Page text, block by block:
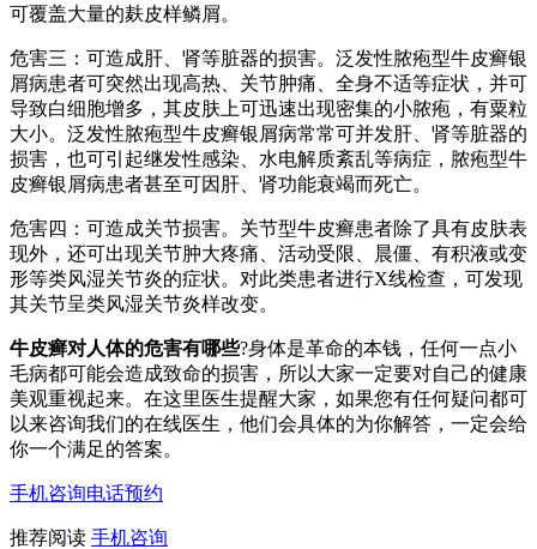
可覆盖大量的麸皮样鳞屑。
危害三：可造成肝、肾等脏器的损害。泛发性脓疱型牛皮癣银
屑病患者可突然出现高热、关节肿痛、全身不适等症状，并可
导致白细胞增多，其皮肤上可迅速出现密集的小脓疱，有粟粒
大小。泛发性脓疱型牛皮癣银屑病常常可并发肝、肾等脏器的
损害，也可引起继发性感染、水电解质紊乱等病症，脓疱型牛
皮癣银屑病患者甚至可因肝、肾功能衰竭而死亡。
危害四：可造成关节损害。关节型牛皮癣患者除了具有皮肤表
现外，还可出现关节肿大疼痛、活动受限、晨僵、有积液或变
形等类风湿关节炎的症状。对此类患者进行X线检查，可发现
其关节呈类风湿关节炎样改变。
牛皮癣对人体的危害有哪些?身体是革命的本钱，任何一点小
毛病都可能会造成致命的损害，所以大家一定要对自己的健康
美观重视起来。在这里医生提醒大家，如果您有任何疑问都可
以来咨询我们的在线医生，他们会具体的为你解答，一定会给
你一个满足的答案。
手机咨询电话预约
推荐阅读 手机咨询